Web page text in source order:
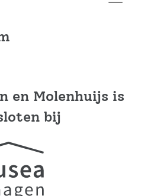
en Molenhuijs is
bij